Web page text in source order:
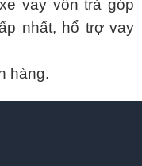
vay vốn trả góp
nhất, hổ trợ vay
hàng.